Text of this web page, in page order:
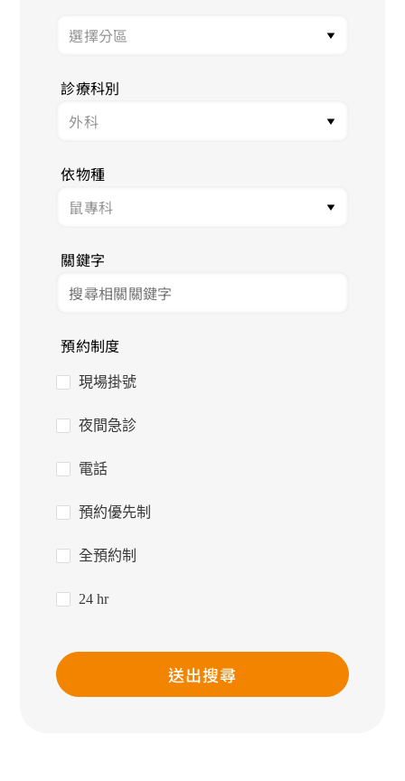
診療科別
依物種
關鍵字
預約制度
現場掛號
夜間急診
電話
預約優先制
全預約制
24 hr
送出搜尋